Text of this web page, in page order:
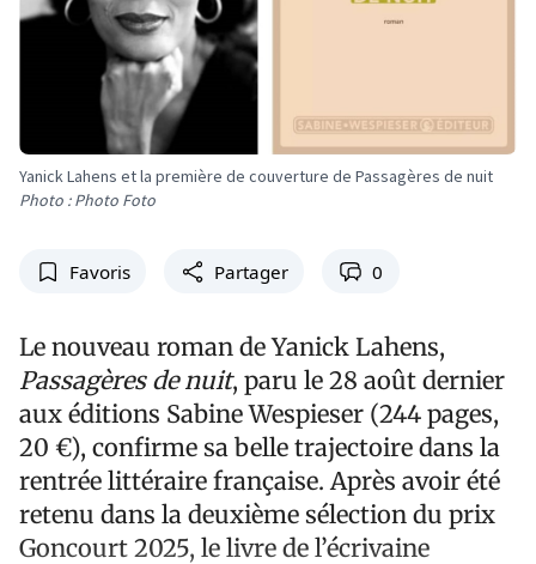
Yanick Lahens et la première de couverture de Passagères de nuit
Photo : Photo Foto
Favoris Partager 0
Le nouveau roman de Yanick Lahens,
Passagères de nuit, paru le 28 août dernier
aux éditions Sabine Wespieser (244 pages,
20 €), confirme sa belle trajectoire dans la
rentrée littéraire française. Après avoir été
retenu dans la deuxième sélection du prix
Goncourt 2025, le livre de l’écrivaine